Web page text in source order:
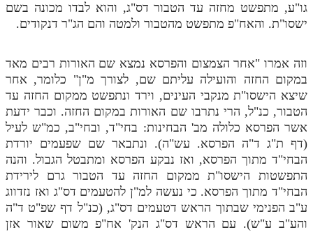
לאתר ספר הרב
גו"ע, מתפשט מחזה עד הטבור דס"ג, והוא לבדו מכונה בשם
ישסו"ת. והאח"פ מתפשט מהטבור ולמטה והם הג"ר דנקודים.
וזה אמרו "אחר הצמצום והפרסא נמצא שם האורות רבים מאד
במקום החזה והועילה עליתם שם, לצורך מ"ן" כלומר, אחר
שיצא הישסו"ת מנקבי העינים, וירד ונתפשט ממקום החזה עד
הטבור, כנ"ל, הרי נתרבו שם האורות במקום החזה. וכבר ידעת
אשר הפרסא כלולה מב' הבחינות: בחי"ד, ובחי"ב, כמ"ש לעיל
(דף ת"ג ד"ה הפרסא. עש"ה). ונתבאר שם שפעמים יורדת
הבחי"ד מתוך הפרסא, ואז נבקע הפרסא ומתבטל הגבול. והנה
התפשטות הישסו"ת ממקום החזה עד הטבור גרם לירידת
הבחי"ד מתוך הפרסא. כי נעשה למ"ן להטעמים דס"ג ואז נזדווג
ע"ב הפנימי שבתוך הראש דטעמים דס"ג, (כנ"ל דף שפ"ט ד"ה
והע"ב ע"ש). עם הראש דס"ג הנק' אח"פ משום שאור אזן